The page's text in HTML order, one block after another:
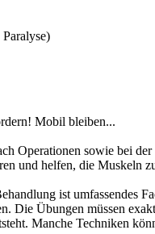
Mobil bleiben...
Operationen sowie bei
und helfen, die Muskeln
ist
Die Übungen müssen
Manche Techniken